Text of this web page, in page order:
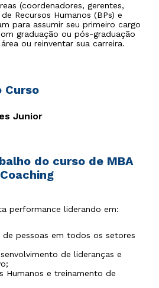
(coordenadores, gerentes,
Recursos Humanos (BPs) e
para assumir seu primeiro cargo
graduação ou pós-graduação
ou reinventar sua carreira.
Curso
Junior
do curso de MBA
performance liderando em:
de pessoas em todos os setores
de lideranças e
Humanos e treinamento de